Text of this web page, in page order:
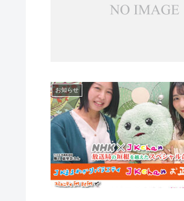
お知らせ